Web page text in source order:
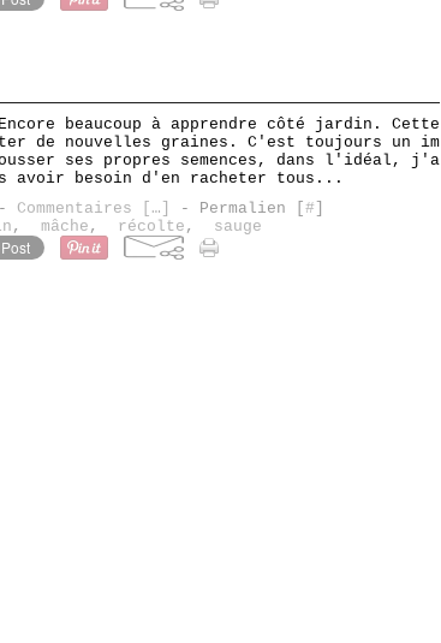
. Encore beaucoup à apprendre côté jardin. Cette
de nouvelles graines. C'est toujours un im
ses propres semences, dans l'idéal, j'a
avoir besoin d'en racheter tous...
Commentaires [ … - Permalien [ #
, mâche , récolte , sauge